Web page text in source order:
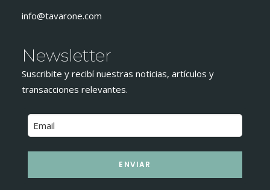
info@tavarone.com
Newsletter
Suscribite y recibí nuestras noticias, artículos y
transacciones relevantes.
ENVIAR